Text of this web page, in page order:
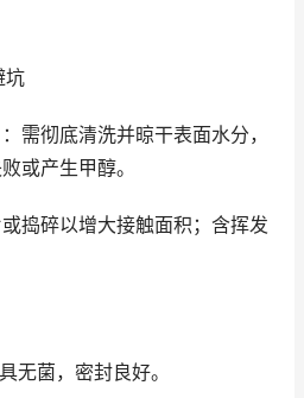
坑
需彻底清洗并晾干表面水分，
或产生甲醇。
捣碎以增大接触面积；含挥发
无菌，密封良好。